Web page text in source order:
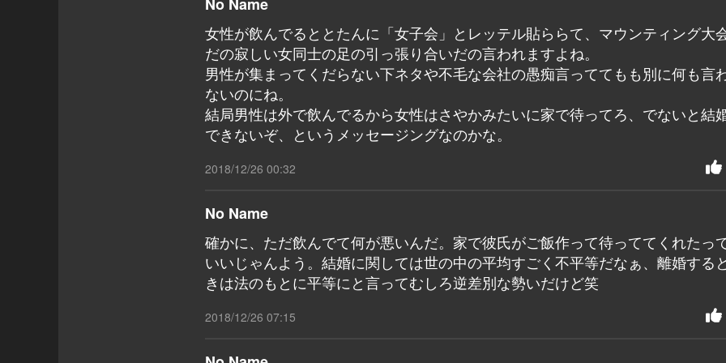
女性が飲んでるととたんに「女子会」とレッテル貼ららて、マウンティング大
だの寂しい女同士の足の引っ張り合いだの言われますよね。
男性が集まってくだらない下ネタや不毛な会社の愚痴言っててもも別に何も言
ないのにね。
結局男性は外で飲んでるから女性はさやかみたいに家で待ってろ、でないと結
できないぞ、というメッセージングなのかな。
2018/12/26 00:32
No Name
確かに、ただ飲んでて何が悪いんだ。家で彼氏がご飯作って待っててくれたっ
いいじゃんよう。結婚に関しては世の中の平均すごく不平等だなぁ、離婚すると
きは法のもとに平等にと言ってむしろ逆差別な勢いだけど笑
2018/12/26 07:15